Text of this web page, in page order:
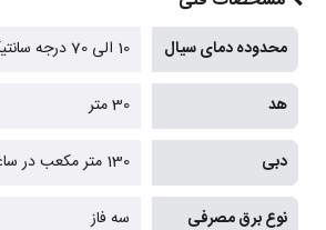
محدوده دمای سیال 10 الی 70 درجه سانتیگراد
هد 30 متر
دبی 130 متر مکعب در ساعت
نوع برق مصرفی سه فاز